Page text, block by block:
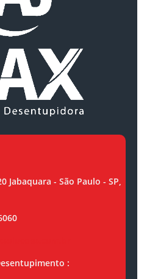
Jabaquara - São Paulo - SP,
: